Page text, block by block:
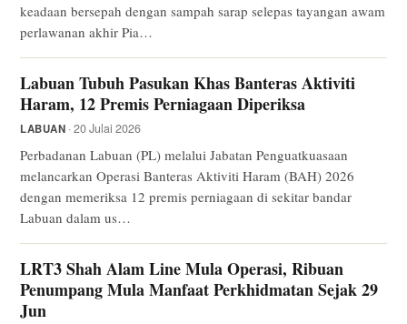
keadaan bersepah dengan sampah sarap selepas tayangan awam
perlawanan akhir Pia…
Labuan Tubuh Pasukan Khas Banteras Aktiviti
Haram, 12 Premis Perniagaan Diperiksa
LABUAN · 20 Julai 2026
Perbadanan Labuan (PL) melalui Jabatan Penguatkuasaan
melancarkan Operasi Banteras Aktiviti Haram (BAH) 2026
dengan memeriksa 12 premis perniagaan di sekitar bandar
Labuan dalam us…
LRT3 Shah Alam Line Mula Operasi, Ribuan
Penumpang Mula Manfaat Perkhidmatan Sejak 29
Jun